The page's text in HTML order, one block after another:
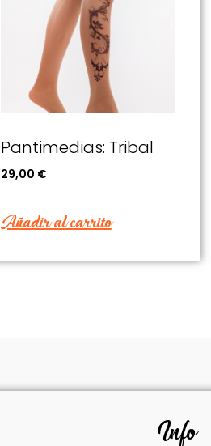
Pantimedias: Tribal
29,00 €
Añadir al carrito
Info